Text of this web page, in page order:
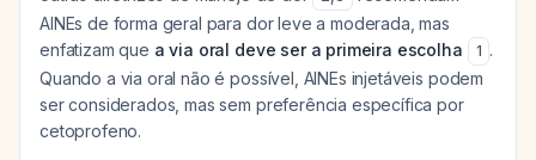
AINEs de forma geral para dor leve a moderada, mas
enfatizam que a via oral deve ser a primeira escolha 1 .
Quando a via oral não é possível, AINEs injetáveis podem
ser considerados, mas sem preferência específica por
cetoprofeno.